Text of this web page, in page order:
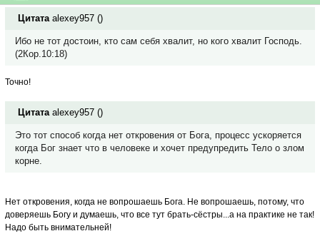
Цитата alexey957 ()
Ибо не тот достоин, кто сам себя хвалит, но кого хвалит Господь.
(2Кор.10:18)
Точно!
Цитата alexey957 ()
Это тот способ когда нет откровения от Бога, процесс ускоряется
когда Бог знает что в человеке и хочет предупредить Тело о злом
корне.
Нет откровения, когда не вопрошаешь Бога. Не вопрошаешь, потому, что
доверяешь Богу и думаешь, что все тут брать-сёстры...а на практике не так!
Надо быть внимательней!